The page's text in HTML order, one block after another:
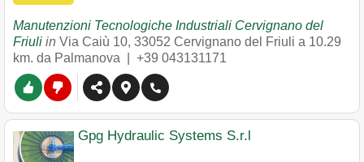
Manutenzioni Tecnologiche Industriali Cervignano del
Friuli in Via Caiù 10, 33052 Cervignano del Friuli a 10.29
km. da Palmanova | +39 043131171
Gpg Hydraulic Systems S.r.l